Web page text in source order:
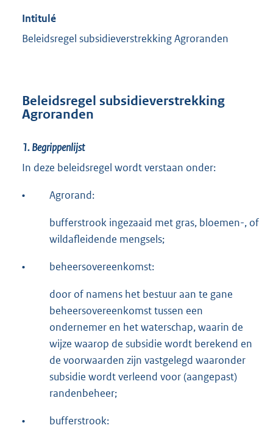
Intitulé
Beleidsregel subsidieverstrekking Agroranden
Beleidsregel subsidieverstrekking
Agroranden
1. Begrippenlijst
In deze beleidsregel wordt verstaan onder:
• Agrorand:
bufferstrook ingezaaid met gras, bloemen-, of
wildafleidende mengsels;
• beheersovereenkomst:
door of namens het bestuur aan te gane
beheersovereenkomst tussen een
ondernemer en het waterschap, waarin de
wijze waarop de subsidie wordt berekend en
de voorwaarden zijn vastgelegd waaronder
subsidie wordt verleend voor (aangepast)
randenbeheer;
• bufferstrook: